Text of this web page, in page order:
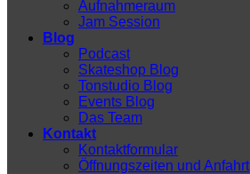
Aufnahmeraum
Jam Session
Blog
Podcast
Skateshop Blog
Tonstudio Blog
Events Blog
Das Team
Kontakt
Kontaktformular
Öffnungszeiten und Anfahrt